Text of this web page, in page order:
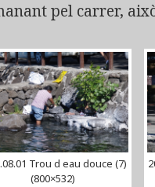
pel carrer,
Trou d eau douce (7)
(800×532)